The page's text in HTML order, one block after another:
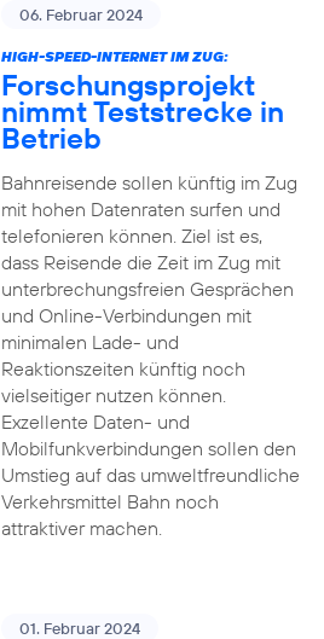
06. Februar 2024
HIGH-SPEED-INTERNET IM ZUG:
Forschungsprojekt
nimmt Teststrecke in
Betrieb
Bahnreisende sollen künftig im Zug
mit hohen Datenraten surfen und
telefonieren können. Ziel ist es,
dass Reisende die Zeit im Zug mit
unterbrechungsfreien Gesprächen
und Online-Verbindungen mit
minimalen Lade- und
Reaktionszeiten künftig noch
vielseitiger nutzen können.
Exzellente Daten- und
Mobilfunkverbindungen sollen den
Umstieg auf das umweltfreundliche
Verkehrsmittel Bahn noch
attraktiver machen.
01. Februar 2024